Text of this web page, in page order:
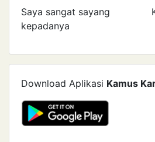
Saya sangat sayang
kepadanya
Download Aplikasi Kamus